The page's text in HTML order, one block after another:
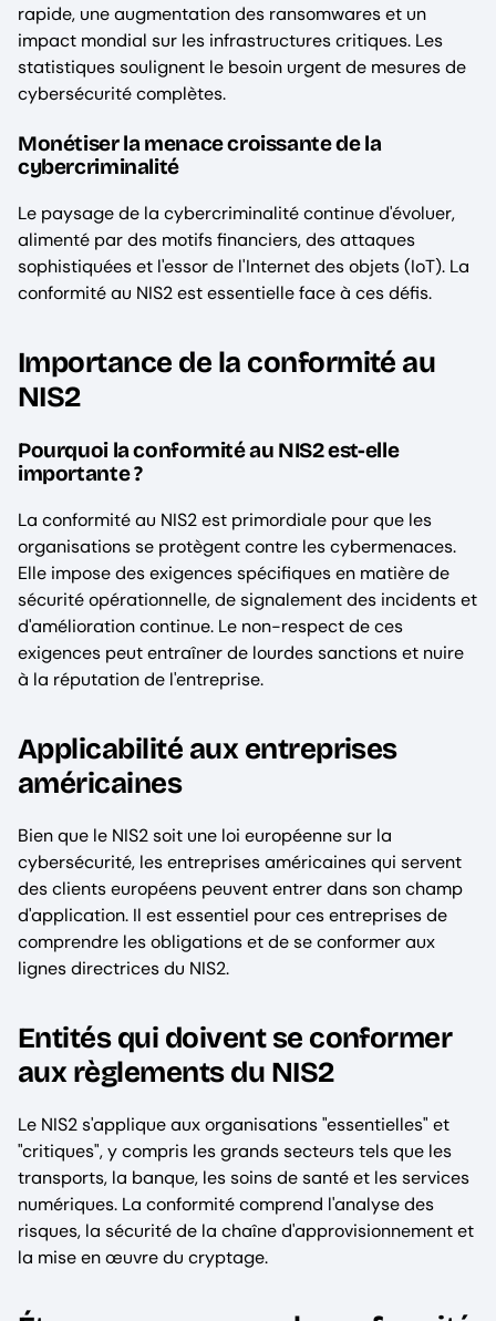
rapide, une augmentation des ransomwares et un
impact mondial sur les infrastructures critiques. Les
statistiques soulignent le besoin urgent de mesures de
cybersécurité complètes.
Monétiser la menace croissante de la
cybercriminalité
Le paysage de la cybercriminalité continue d'évoluer,
alimenté par des motifs financiers, des attaques
sophistiquées et l'essor de l'Internet des objets (IoT). La
conformité au NIS2 est essentielle face à ces défis.
Importance de la conformité au
NIS2
Pourquoi la conformité au NIS2 est-elle
importante ?
La conformité au NIS2 est primordiale pour que les
organisations se protègent contre les cybermenaces.
Elle impose des exigences spécifiques en matière de
sécurité opérationnelle, de signalement des incidents et
d'amélioration continue. Le non-respect de ces
exigences peut entraîner de lourdes sanctions et nuire
à la réputation de l'entreprise.
Applicabilité aux entreprises
américaines
Bien que le NIS2 soit une loi européenne sur la
cybersécurité, les entreprises américaines qui servent
des clients européens peuvent entrer dans son champ
d'application. Il est essentiel pour ces entreprises de
comprendre les obligations et de se conformer aux
lignes directrices du NIS2.
Entités qui doivent se conformer
aux règlements du NIS2
Le NIS2 s'applique aux organisations "essentielles" et
"critiques", y compris les grands secteurs tels que les
transports, la banque, les soins de santé et les services
numériques. La conformité comprend l'analyse des
risques, la sécurité de la chaîne d'approvisionnement et
la mise en œuvre du cryptage.